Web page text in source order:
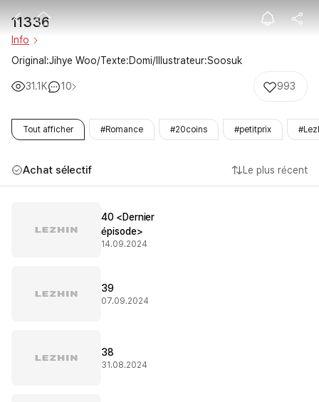
11336
11336
Info
Original:Jihye Woo/Texte:Domi/Illustrateur:Soosuk
31.1K 10 993
Tout afficher #Romance #20coins #petitprix
Achat sélectif Le plus récent
40 <Dernier
épisode>
14.09.2024
39
07.09.2024
38
31.08.2024